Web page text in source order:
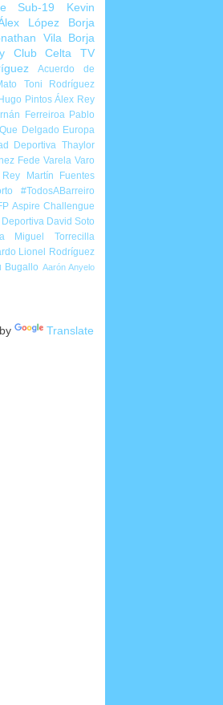
Sub-19
Kevin
López
Borja
Vila
Borja
Club
Celta TV
Acuerdo de
Toni Rodríguez
Hugo Pintos Álex Rey
Ferreiroa Pablo
Delgado Europa
Deportiva Thaylor
Fede Varela Varo
Martín Fuentes
#TodosABarreiro
Aspire Challengue
David Soto
Miguel Torrecilla
Lionel Rodríguez
Bugallo Aarón Anyelo
Translate